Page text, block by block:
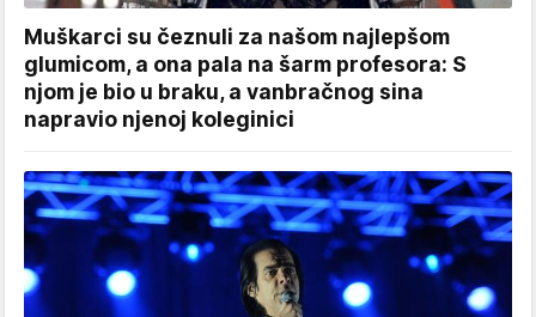
Muškarci su čeznuli za našom najlepšom
glumicom, a ona pala na šarm profesora: S
njom je bio u braku, a vanbračnog sina
napravio njenoj koleginici